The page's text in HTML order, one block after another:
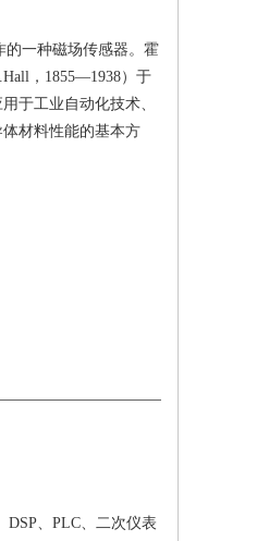
的一种磁场传感器。霍
，1855—1938）于
于工业自动化技术、
材料性能的基本方
、PLC、二次仪表